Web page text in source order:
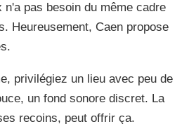
n'a pas besoin du même cadre
Heureusement, Caen propose
privilégiez un lieu avec peu de
un fond sonore discret. La
recoins, peut offrir ça.